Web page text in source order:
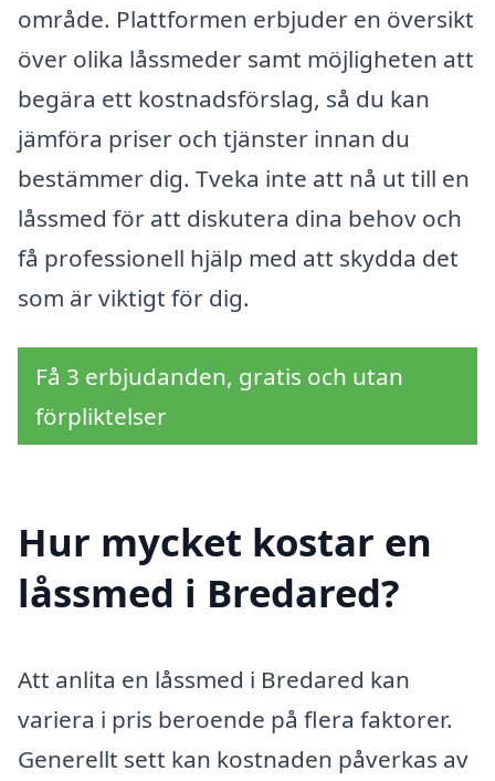
område. Plattformen erbjuder en översikt
över olika låssmeder samt möjligheten att
begära ett kostnadsförslag, så du kan
jämföra priser och tjänster innan du
bestämmer dig. Tveka inte att nå ut till en
låssmed för att diskutera dina behov och
få professionell hjälp med att skydda det
som är viktigt för dig.
Få 3 erbjudanden, gratis och utan
förpliktelser
Hur mycket kostar en
låssmed i Bredared?
Att anlita en låssmed i Bredared kan
variera i pris beroende på flera faktorer.
Generellt sett kan kostnaden påverkas av